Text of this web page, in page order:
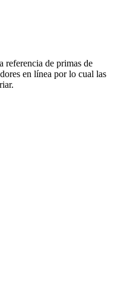
referencia de primas de
en línea por lo cual las